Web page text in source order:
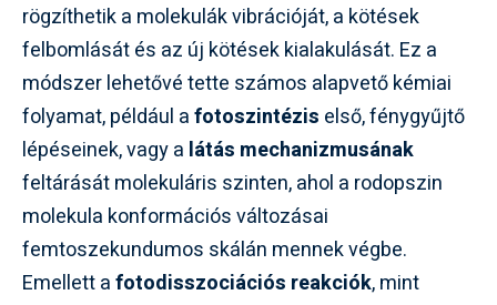
rögzíthetik a molekulák vibrációját, a kötések
felbomlását és az új kötések kialakulását. Ez a
módszer lehetővé tette számos alapvető kémiai
folyamat, például afotoszintézis első, fénygyűjtő
lépéseinek, vagy a látás mechanizmusának
feltárását molekuláris szinten, ahol a rodopszin
molekula konformációs változásai
femtoszekundumos skálán mennek végbe.
Emellett afotodisszociációs reakciók, mint